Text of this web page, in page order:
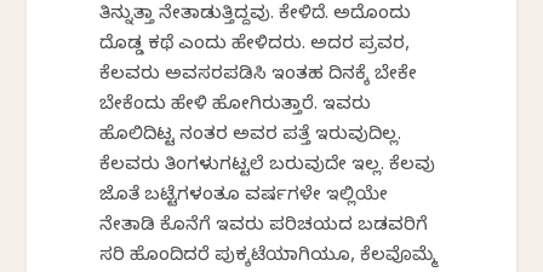
ತಿನ್ನುತ್ತಾ ನೇತಾಡುತ್ತಿದ್ದವು. ಕೇಳಿದೆ. ಅದೊಂದು
ದೊಡ್ಡ ಕಥೆ ಎಂದು ಹೇಳಿದರು. ಅದರ ಪ್ರವರ,
ಕೆಲವರು ಅವಸರಪಡಿಸಿ ಇಂತಹ ದಿನಕ್ಕೆ ಬೇಕೇ
ಬೇಕೆಂದು ಹೇಳಿ ಹೋಗಿರುತ್ತಾರೆ. ಇವರು
ಹೊಲಿದಿಟ್ಟ ನಂತರ ಅವರ ಪತ್ತೆ ಇರುವುದಿಲ್ಲ.
ಕೆಲವರು ತಿಂಗಳುಗಟ್ಟಲೆ ಬರುವುದೇ ಇಲ್ಲ. ಕೆಲವು
ಜೊತೆ ಬಟ್ಟೆಗಳಂತೂ ವರ್ಷಗಳೇ ಇಲ್ಲಿಯೇ
ನೇತಾಡಿ ಕೊನೆಗೆ ಇವರು ಪರಿಚಯದ ಬಡವರಿಗೆ
ಸರಿ ಹೊಂದಿದರೆ ಪುಕ್ಕಟೆಯಾಗಿಯೂ, ಕೆಲವೊಮ್ಮೆ